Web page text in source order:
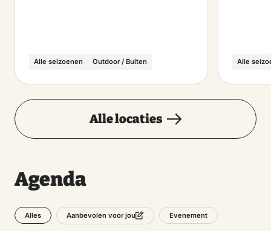
Alle seizoenen Outdoor / Buiten Alle
Alle locaties
Agenda
Alles Aanbevolen voor jou Evenement